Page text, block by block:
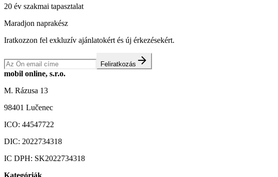
20 év szakmai tapasztalat
Maradjon naprakész
Iratkozzon fel exkluzív ajánlatokért és új érkezésekért.
Feliratkozás
mobil online, s.r.o.
M. Rázusa 13
98401 Lučenec
ICO: 44547722
DIC: 2022734318
IC DPH: SK2022734318
Kategóriák